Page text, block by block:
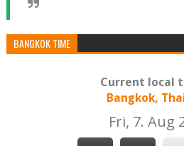
BANGKOK TIME
Current local
Bangkok,